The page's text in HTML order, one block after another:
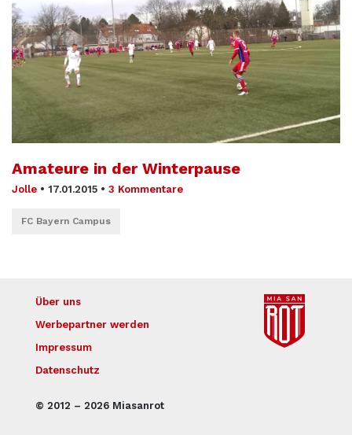
Amateure in der Winterpause
Jolle • 17.01.2015 • 3 Kommentare
FC Bayern Campus
© 2012 – 2026 Miasanrot
Über uns
Werbepartner werden
Impressum
Datenschutz